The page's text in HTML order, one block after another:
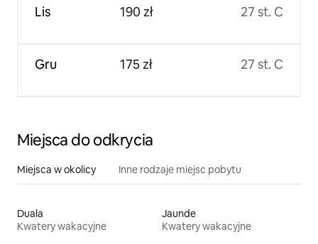
Lis
Gru
190 zł
175 zł
27 st. C
27 st. C
Miejsca do odkrycia
Miejsca w okolicy Inne rodzaje miejsc pobytu
Duala
Kwatery wakacyjne
Jaunde
Kwatery wakacyjne